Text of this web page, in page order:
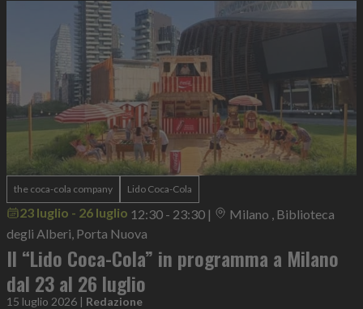
the coca-cola company Lido Coca-Cola
23 luglio - 26 luglio 12:30 - 23:30 |
Milano , Biblioteca
degli Alberi, Porta Nuova
Il “Lido Coca-Cola” in programma a Milano
dal 23 al 26 luglio
15 luglio 2026 | Redazione